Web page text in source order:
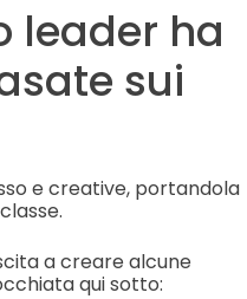
leader ha
sui
e creative, portandola
a creare alcune
qui sotto: